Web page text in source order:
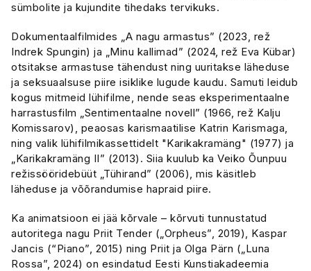
sümbolite ja kujundite tihedaks tervikuks.
Dokumentaalfilmides „A nagu armastus” (2023, rež
Indrek Spungin) ja „Minu kallimad” (2024, rež Eva Kübar)
otsitakse armastuse tähendust ning uuritakse läheduse
ja seksuaalsuse piire isiklike lugude kaudu. Samuti leidub
kogus mitmeid lühifilme, nende seas eksperimentaalne
harrastusfilm „Sentimentaalne novell” (1966, rež Kalju
Komissarov), peaosas karismaatilise Katrin Karismaga,
ning valik lühifilmikassettidelt "Karikakramäng" (1977) ja
„Karikakramäng II” (2013). Siia kuulub ka Veiko Õunpuu
režissööridebüüt „Tühirand” (2006), mis käsitleb
läheduse ja võõrandumise hapraid piire.
Ka animatsioon ei jää kõrvale – kõrvuti tunnustatud
autoritega nagu Priit Tender („Orpheus”, 2019), Kaspar
Jancis (“Piano”, 2015) ning Priit ja Olga Pärn („Luna
Rossa”, 2024) on esindatud Eesti Kunstiakadeemia